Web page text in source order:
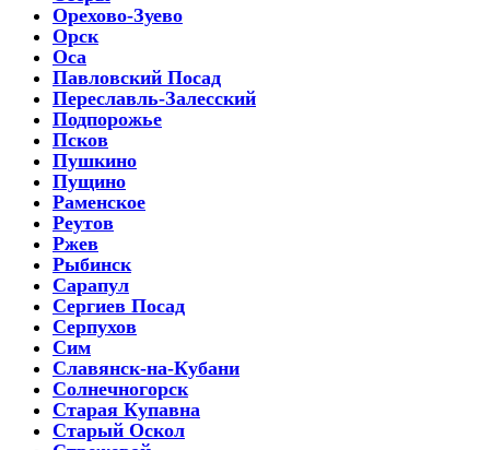
Орехово-Зуево
Орск
Оса
Павловский Посад
Переславль-Залесский
Подпорожье
Псков
Пушкино
Пущино
Раменское
Реутов
Ржев
Рыбинск
Сарапул
Сергиев Посад
Серпухов
Сим
Славянск-на-Кубани
Солнечногорск
Старая Купавна
Старый Оскол